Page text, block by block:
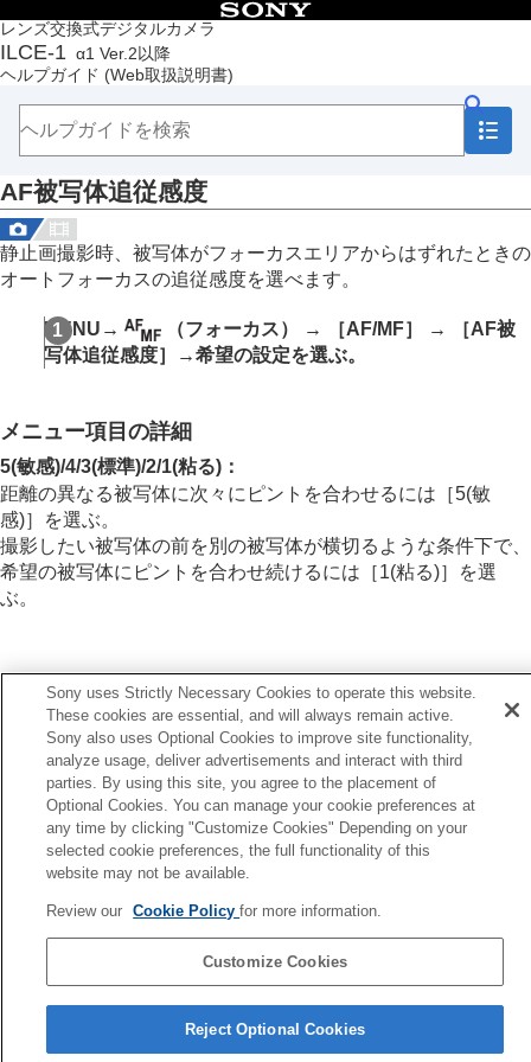
レンズ交換式デジタルカメラ
ILCE-1 α1 Ver.2以降
ヘルプガイド (Web取扱説明書)
目次
トップページ
ヘルプガイドの使いかた
本体と付属品を確認する
本機の基本操作
準備/基本的な撮影
MENU一覧から機能を探す
撮影機能を活用する
この章の目次
フォーカス（ピント）を合わせる
顔/瞳AF
縦横フォーカスエリア切換
フォーカスエリア登録機能
登録フォーカスエリア消去
フォーカス位置の循環（静止画/動画）
AF枠の移動量 （静止画/動画）
フォーカスエリア枠色（静止画/動画）
位相差AFエリア表示
AF被写体追従感度
AFトランジション速度
AF乗り移り感度
AFアシスト
AF/MF切換
シャッター半押しAF
AFオン
フォーカスホールド
プリAF
AF-S時の優先設定
AF-C時の優先設定
AF補助光
AF時の絞り駆動
プリセットフォーカス/ズーム
AF被写体追従感度
静止画撮影時、被写体がフォーカスエリアからはずれたときの
オートフォーカスの追従感度を選べます。
MENU → （フォーカス） → ［AF/MF］ →
［AF被
写体追従感度］
→希望の設定を選ぶ。
メニュー項目の詳細
5(敏感)/4/3(標準)/2/1(粘る) ：
距離の異なる被写体に次々にピントを合わせるには ［5(敏
感)］
を選ぶ。
撮影したい被写体の前を別の被写体が横切るような条件下で、
希望の被写体にピントを合わせ続けるには ［1(粘る)］
を選
ぶ。
差AFエリア表示
次へ
AFトランジション
TP1001341919
ヘルプガイドをご覧ください。
言語選択ページへ
5-060-285-03(2)
Sony uses Strictly Necessary Cookies to operate this website.
These cookies are essential, and will always remain active.
Sony also uses Optional Cookies to improve site functionality,
analyze usage, deliver advertisements and interact with third
parties. By using this site, you agree to the placement of
Optional Cookies. You can manage your cookie preferences at
any time by clicking "Customize Cookies" Depending on your
selected cookie preferences, the full functionality of this
website may not be available.
Review our Cookie Policyfor more information.
Customize Cookies
Reject Optional Cookies